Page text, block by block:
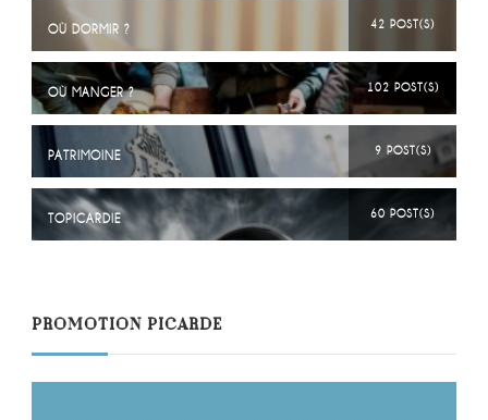
OÙ DORMIR ? 42 POST(S)
OÙ MANGER ? 102 POST(S)
PATRIMOINE 9 POST(S)
TOPICARDIE 60 POST(S)
PROMOTION PICARDE